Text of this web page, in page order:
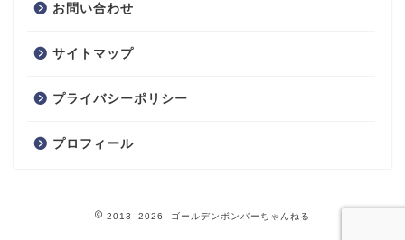
お問い合わせ
サイトマップ
プライバシーポリシー
プロフィール
2013–2026 ゴールデンボンバーちゃんねる